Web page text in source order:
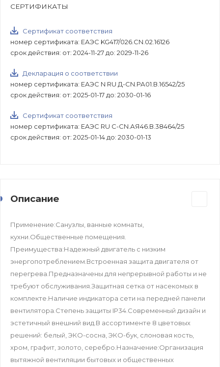
СЕРТИФИКАТЫ
Сертификат соответствия
номер сертификата: ЕАЭС KG417/026.CN.02.16126
срок действия: от: 2024-11-27 до: 2029-11-26
Декларация о соответствии
номер сертификата: ЕАЭС N RU Д-CN.РА01.В.16542/25
срок действия: от: 2025-01-17 до: 2030-01-16
Сертификат соответствия
номер сертификата: ЕАЭС RU С-CN.АЯ46.В.38464/25
срок действия: от: 2025-01-14 до: 2030-01-13
Описание
Применение:Санузлы, ванные комнаты,
кухни.Общественные помещения.
Преимущества:Надежный двигатель с низким
энергопотреблением.Встроенная защита двигателя от
перегрева.Предназначены для непрерывной работы и не
требуют обслуживания.Защитная сетка от насекомых в
комплекте.Наличие индикатора сети на передней панели
вентилятора.Степень защиты IP34.Современный дизайн и
эстетичный внешний вид.В ассортименте 8 цветовых
решений: белый, ЭКО-сосна, ЭКО-бук, слоновая кость,
хром, графит, золото, серебро.Назначение:Организация
вытяжной вентиляции бытовых и общественных